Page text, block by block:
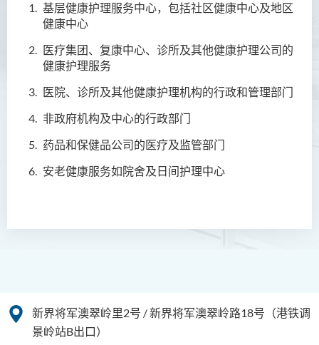
基层健康护理服务中心，包括社区健康中心及地区
健康中心
医疗集团、复康中心、诊所及其他健康护理公司的
健康护理服务
医院、诊所及其他健康护理机构的行政和管理部门
非政府机构及中心的行政部门
药品和保健品公司的医疗及监管部门
安老健康服务如院舍及日间护理中心
课程目标
升学及就业前景
入学要求
学费
款待管理学高级文凭
制)
新界将军澳翠岭里2号 / 新界将军澳翠岭路18号（港铁调
景岭站B出口）